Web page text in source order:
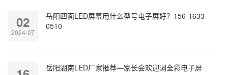
02
2024-07
岳阳四面LED屏幕用什么型号电子屏好？156-1633-
0510
岳阳湖南LED厂家推荐—家长会欢迎词全彩电子屏